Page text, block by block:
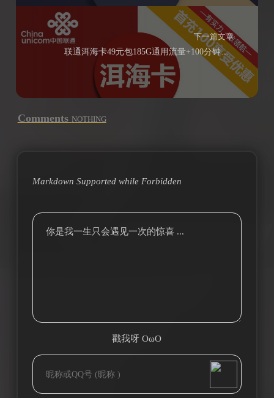
下一篇文章
联通洱海卡49元包185G通用流量+100分钟通话（可选号）
Comments NOTHING
Markdown Supported while Forbidden
你是我一生只会遇见一次的惊喜 ...
戳我呀 OωO
Tieba